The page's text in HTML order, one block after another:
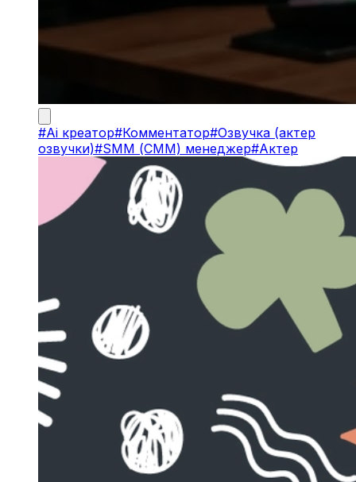
#Ai креатор#Комментатор#Озвучка (актер
озвучки)#SMM (СММ) менеджер#Актер